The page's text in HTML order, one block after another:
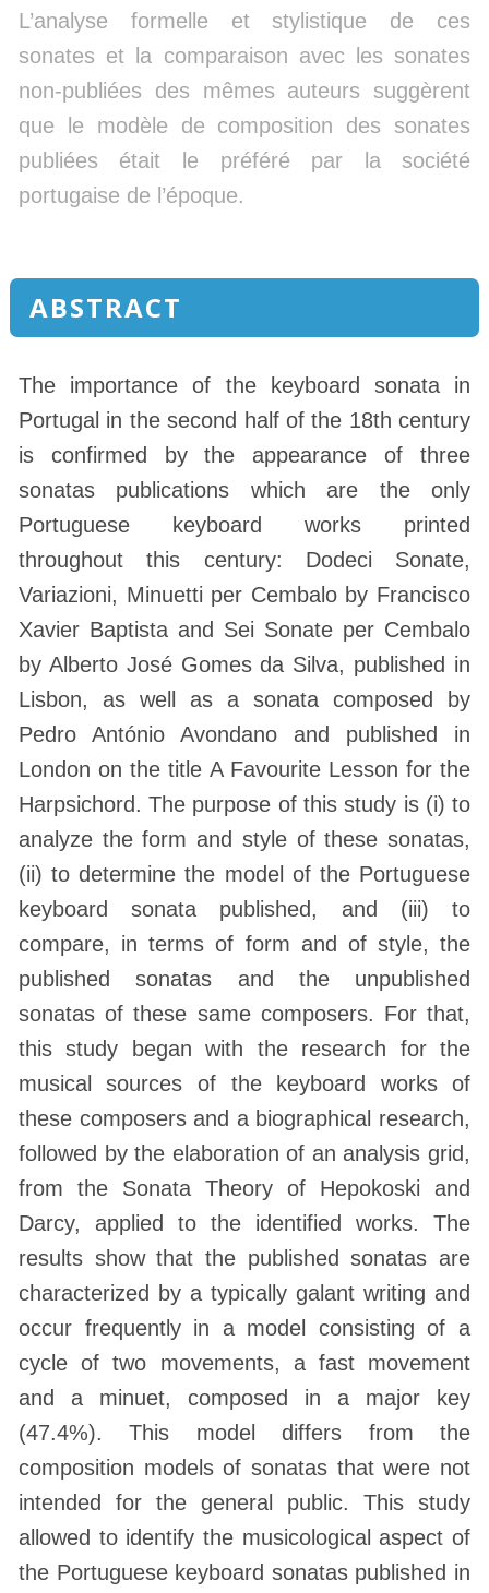
L’analyse formelle et stylistique de ces
sonates et la comparaison avec les sonates
non-publiées des mêmes auteurs suggèrent
que le modèle de composition des sonates
publiées était le préféré par la société
portugaise de l’époque.
ABSTRACT
The importance of the keyboard sonata in
Portugal in the second half of the 18th century
is confirmed by the appearance of three
sonatas publications which are the only
Portuguese keyboard works printed
throughout this century: Dodeci Sonate,
Variazioni, Minuetti per Cembalo by Francisco
Xavier Baptista and Sei Sonate per Cembalo
by Alberto José Gomes da Silva, published in
Lisbon, as well as a sonata composed by
Pedro António Avondano and published in
London on the title A Favourite Lesson for the
Harpsichord. The purpose of this study is (i) to
analyze the form and style of these sonatas,
(ii) to determine the model of the Portuguese
keyboard sonata published, and (iii) to
compare, in terms of form and of style, the
published sonatas and the unpublished
sonatas of these same composers. For that,
this study began with the research for the
musical sources of the keyboard works of
these composers and a biographical research,
followed by the elaboration of an analysis grid,
from the Sonata Theory of Hepokoski and
Darcy, applied to the identified works. The
results show that the published sonatas are
characterized by a typically galant writing and
occur frequently in a model consisting of a
cycle of two movements, a fast movement
and a minuet, composed in a major key
(47.4%). This model differs from the
composition models of sonatas that were not
intended for the general public. This study
allowed to identify the musicological aspect of
the Portuguese keyboard sonatas published in